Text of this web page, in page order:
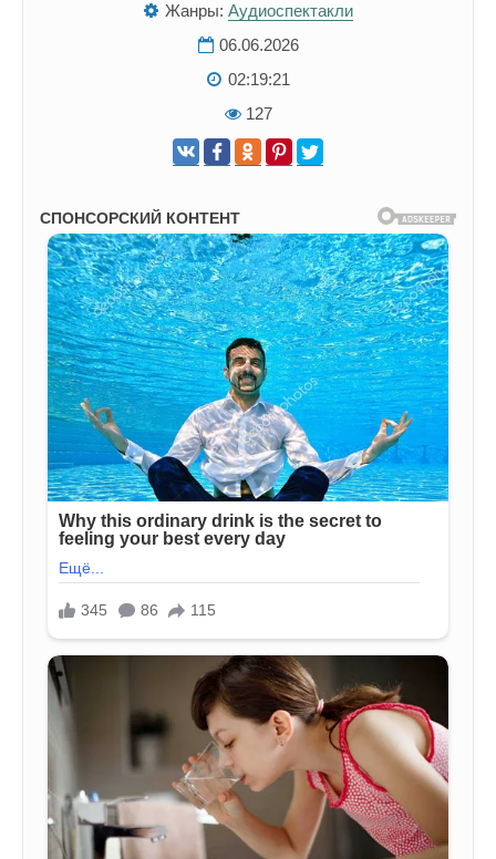
Жанры: Аудиоспектакли
06.06.2026
02:19:21
127